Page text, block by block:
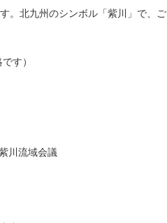
。北九州のシンボル「紫川」で、ご
す）
川流域会議